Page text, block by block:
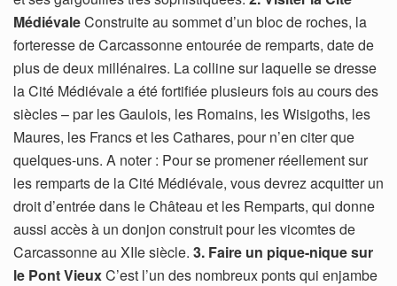
MédiévaleConstruite au sommet d’un bloc de roches, la
forteresse de Carcassonne entourée de remparts, date de
plus de deux millénaires. La colline sur laquelle se dresse
la Cité Médiévale a été fortifiée plusieurs fois au cours des
siècles – par les Gaulois, les Romains, les Wisigoths, les
Maures, les Francs et les Cathares, pour n’en citer que
quelques-uns. A noter : Pour se promener réellement sur
les remparts de la Cité Médiévale, vous devrez acquitter un
droit d’entrée dans le Château et les Remparts, qui donne
aussi accès à un donjon construit pour les vicomtes de
Carcassonne au XIIe siècle. 3. Faire un pique-nique sur
le Pont VieuxC’est l’un des nombreux ponts qui enjambe